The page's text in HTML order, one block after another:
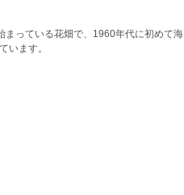
っている花畑で、1960年代に初めて海
います。